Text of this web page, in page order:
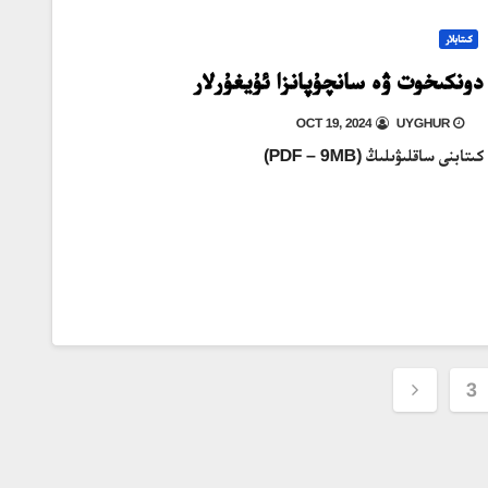
كىتابلار
دونكىخوت ۋە سانچۇپانزا ئۇيغۇرلار
OCT 19, 2024 UYGHUR
كىتابنى ساقلىۋىلىڭ (PDF – 9MB)
3